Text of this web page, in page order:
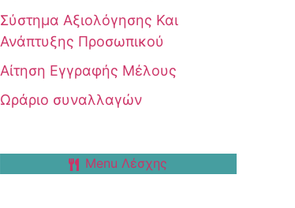
Σύστημα Αξιολόγησης Και
Ανάπτυξης Προσωπικού
Αίτηση Εγγραφής Μέλους
Ωράριο συναλλαγών
Menu Λέσχης